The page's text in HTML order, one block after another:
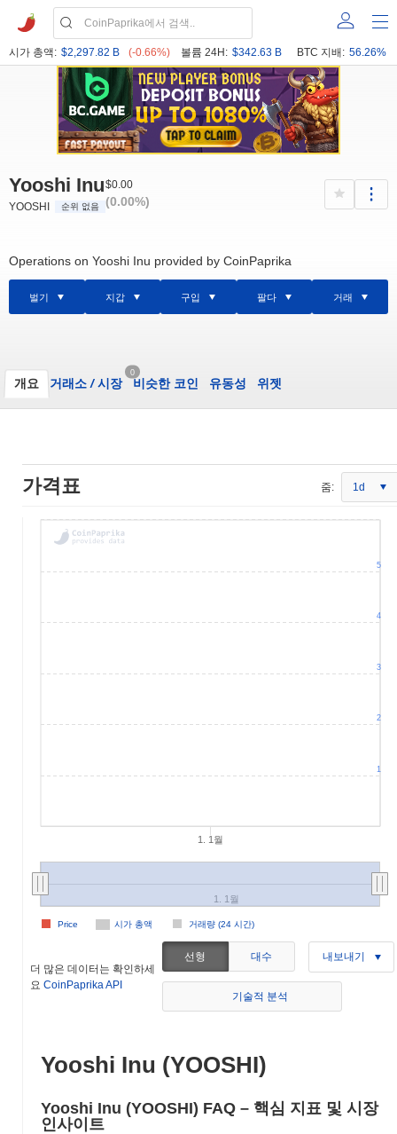
시가 총액: $2,297.82 B (-0.66%) 볼륨 24H: $342.63 B BTC 지배: 56.26%
Yooshi Inu
YOOSHI 순위 없음
$0.00
(0.00%)
Operations on Yooshi Inu provided by CoinPaprika
벌기 지갑 구입 팔다 거래
개요 거래소 /시장
0
비슷한 코인 유동성 위젯
가격표 줌: 1d
1. 1월
시가 총액 거래량 (24 시간)
Price
1. 1월
1
2
3
4
5
더 많은 데이터는 확인하세
요 CoinPaprika API
선형 대수 내보내기
기술적 분석
Yooshi Inu (YOOSHI)
Yooshi Inu (YOOSHI) FAQ – 핵심 지표 및 시장
인사이트